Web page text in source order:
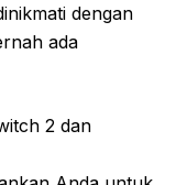
dengan
ada
2 dan